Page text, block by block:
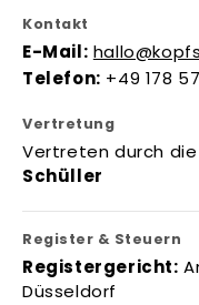
Kontakt
E-Mail:
Telefon: +49 178
Vertretung
Vertreten durch
Schüller
Register & Steuern
Registergericht:
Düsseldorf